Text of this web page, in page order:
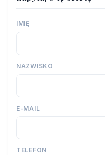
IMIĘ
NAZWISKO
E-MAIL
TELEFON